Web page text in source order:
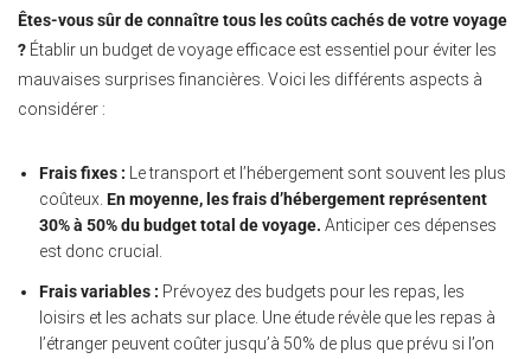
Êtes-vous sûr de connaître tous les coûts cachés de votre voyage
? Établir un budget de voyage efficace est essentiel pour éviter les
mauvaises surprises financières. Voici les différents aspects à
considérer :
Frais fixes : Le transport et l’hébergement sont souvent les plus
coûteux. En moyenne, les frais d’hébergement représentent
30% à 50% du budget total de voyage. Anticiper ces dépenses
est donc crucial.
Frais variables : Prévoyez des budgets pour les repas, les
loisirs et les achats sur place. Une étude révèle que les repas à
l’étranger peuvent coûter jusqu’à 50% de plus que prévu si l’on